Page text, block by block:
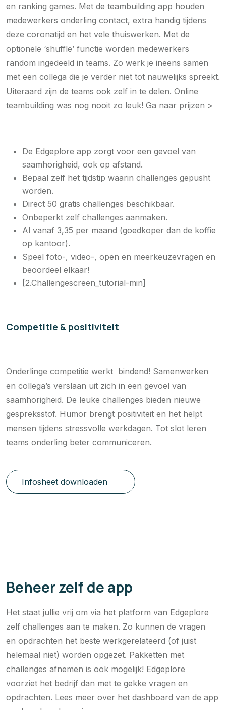
en ranking games. Met de teambuilding app houden
medewerkers onderling contact, extra handig tijdens
deze coronatijd en het vele thuiswerken. Met de
optionele ‘shuffle’ functie worden medewerkers
random ingedeeld in teams. Zo werk je ineens samen
met een collega die je verder niet tot nauwelijks spreekt.
Uiteraard zijn de teams ook zelf in te delen. Online
teambuilding was nog nooit zo leuk! Ga naar prijzen >
De Edgeplore app zorgt voor een gevoel van
saamhorigheid, ook op afstand.
Bepaal zelf het tijdstip waarin challenges gepusht
worden.
Direct 50 gratis challenges beschikbaar.
Onbeperkt zelf challenges aanmaken.
Al vanaf 3,35 per maand (goedkoper dan de koffie
op kantoor).
Speel foto-, video-, open en meerkeuzevragen en
beoordeel elkaar!
[2.Challengescreen_tutorial-min]
Competitie & positiviteit
Onderlinge competitie werkt bindend! Samenwerken
en collega’s verslaan uit zich in een gevoel van
saamhorigheid. De leuke challenges bieden nieuwe
gespreksstof. Humor brengt positiviteit en het helpt
mensen tijdens stressvolle werkdagen. Tot slot leren
teams onderling beter communiceren.
Infosheet downloaden
Beheer zelf de app
Het staat jullie vrij om via het platform van Edgeplore
zelf challenges aan te maken. Zo kunnen de vragen
en opdrachten het beste werkgerelateerd (of juist
helemaal niet) worden opgezet. Pakketten met
challenges afnemen is ook mogelijk! Edgeplore
voorziet het bedrijf dan met te gekke vragen en
opdrachten. Lees meer over het dashboard van de app